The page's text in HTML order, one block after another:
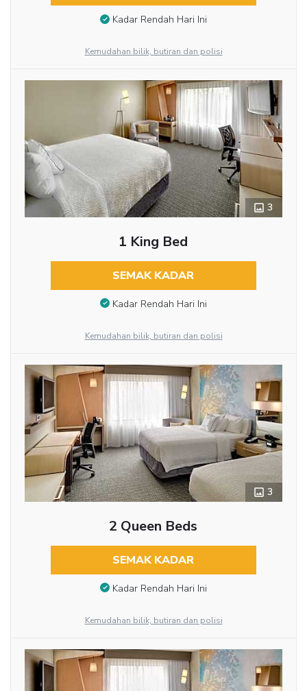
Kadar Rendah Hari Ini
Kemudahan bilik, butiran dan polisi
3
1 King Bed
SEMAK KADAR
Kadar Rendah Hari Ini
Kemudahan bilik, butiran dan polisi
3
2 Queen Beds
SEMAK KADAR
Kadar Rendah Hari Ini
Kemudahan bilik, butiran dan polisi